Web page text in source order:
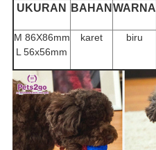
UKURAN BAHAN WARNA
M 86X86mm
L 56x56mm
karet biru